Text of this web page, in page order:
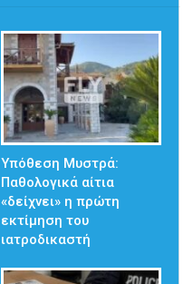
Υπόθεση Μυστρά:
Παθολογικά αίτια
«δείχνει» η πρώτη
εκτίμηση του
ιατροδικαστή